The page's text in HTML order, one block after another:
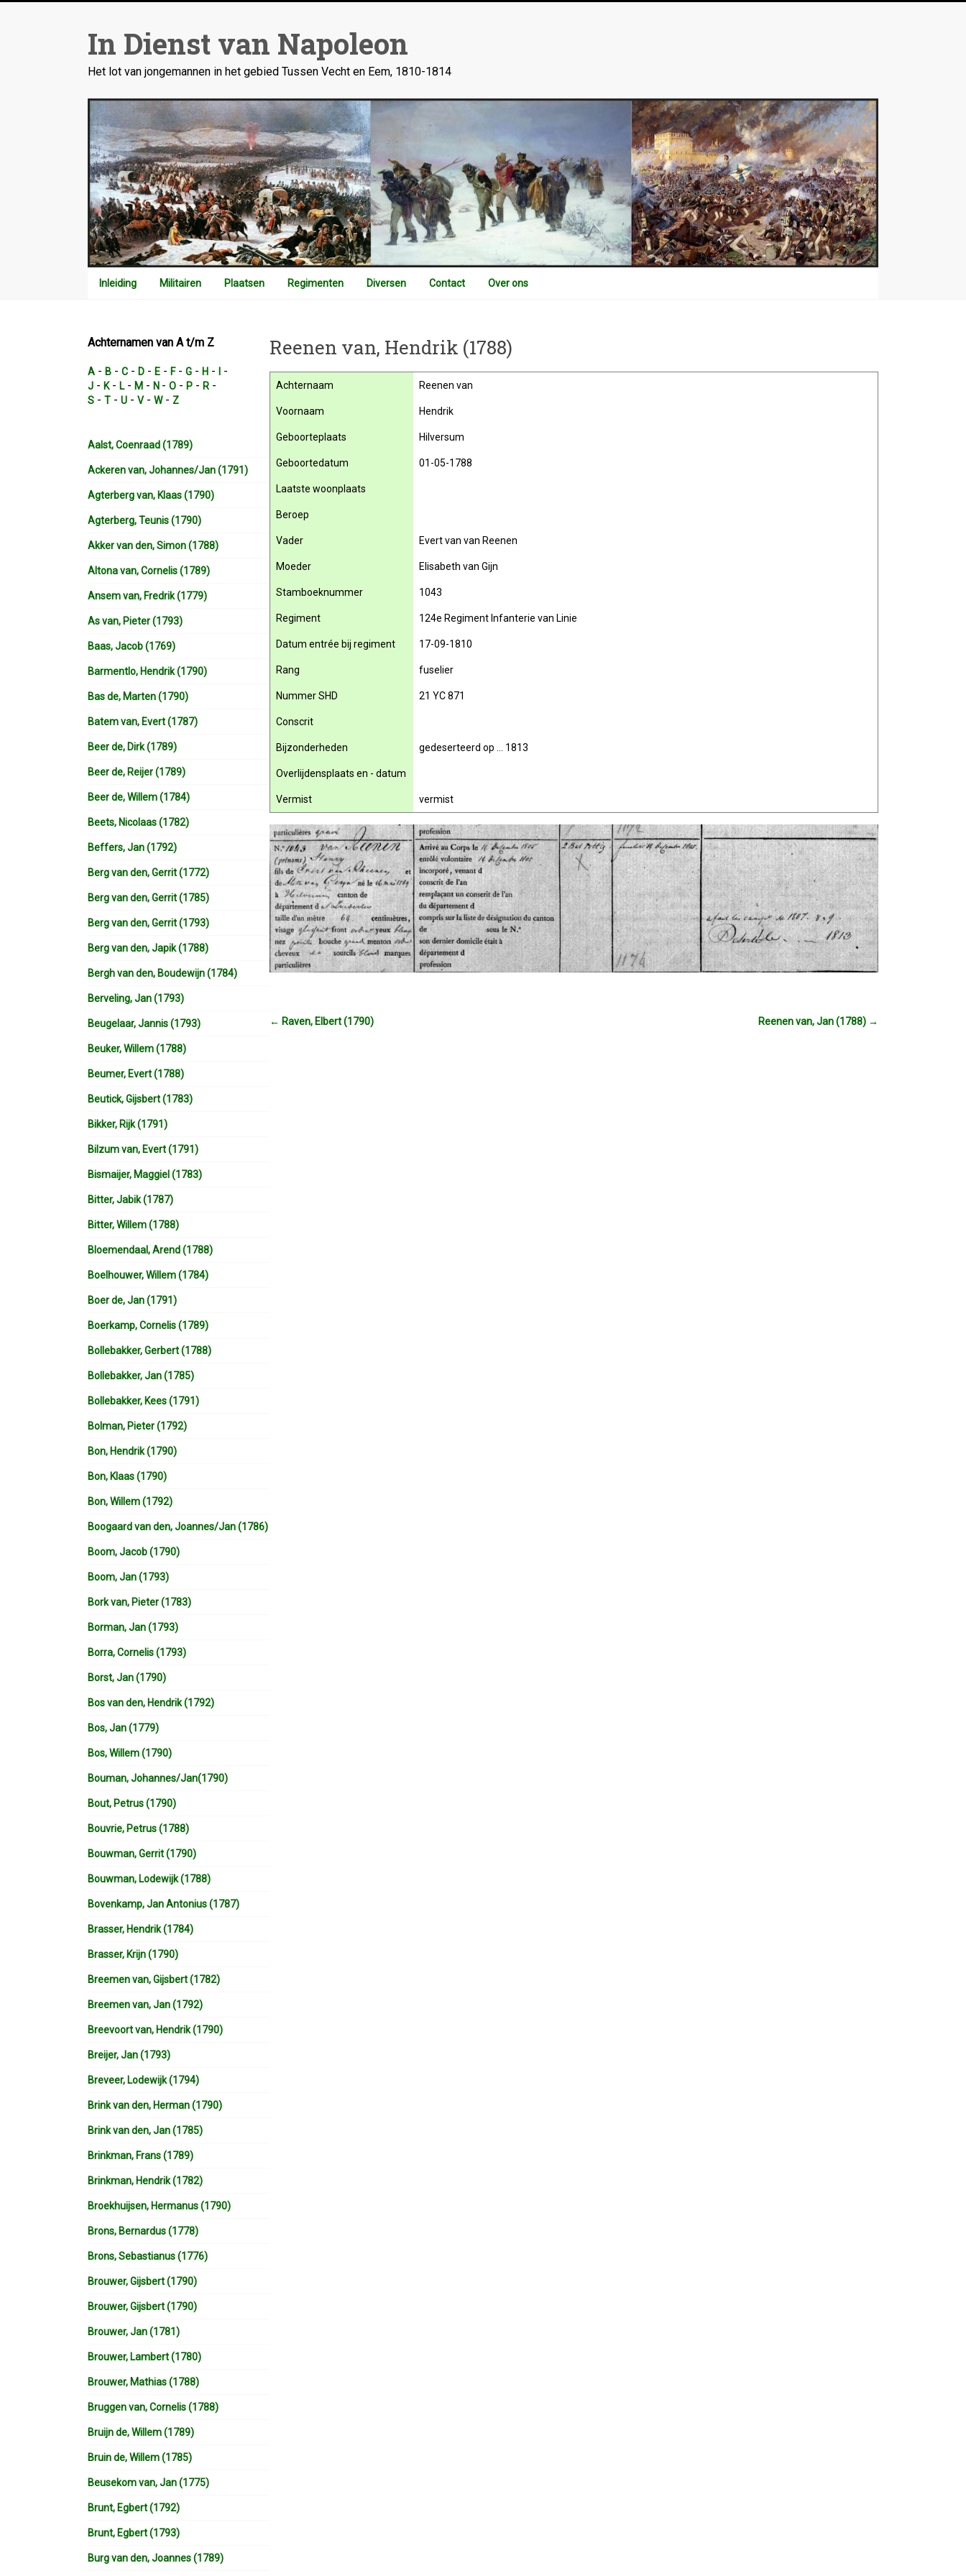
In Dienst van Napoleon
Het lot van jongemannen in het gebied Tussen Vecht en Eem, 1810-1814
Inleiding Militairen Plaatsen Regimenten Diversen Contact Over ons
Reenen van, Hendrik (1788)
Achternaam Reenen van
Voornaam Hendrik
Geboorteplaats Hilversum
Geboortedatum 01-05-1788
Laatste woonplaats
Beroep
Vader Evert van van Reenen
Moeder Elisabeth van Gijn
Stamboeknummer 1043
Regiment 124e Regiment Infanterie van Linie
Datum entrée bij regiment 17-09-1810
Rang fuselier
Nummer SHD 21 YC 871
Conscrit
Bijzonderheden gedeserteerd op … 1813
Overlijdensplaats en - datum
Vermist vermist
← Raven, Elbert (1790) Reenen van, Jan (1788) →
Achternamen van A t/m Z
A - B - C - D - E - F- G - H - -
J - K- L- M - N - O - P - R -
S - T - U - V- W- Z
Aalst, Coenraad (1789)
Ackeren van, Johannes/Jan (1791)
Agterberg van, Klaas (1790)
Agterberg, Teunis (1790)
Akker van den, Simon (1788)
Altona van, Cornelis (1789)
Ansem van, Fredrik (1779)
As van, Pieter (1793)
Baas, Jacob (1769)
Barmentlo, Hendrik (1790)
Bas de, Marten (1790)
Batem van, Evert (1787)
Beer de, Dirk (1789)
Beer de, Reijer (1789)
Beer de, Willem (1784)
Beets, Nicolaas (1782)
Beffers, Jan (1792)
Berg van den, Gerrit (1772)
Berg van den, Gerrit (1785)
Berg van den, Gerrit (1793)
Berg van den, Japik (1788)
Bergh van den, Boudewijn (1784)
Berveling, Jan (1793)
Beugelaar, Jannis (1793)
Beuker, Willem (1788)
Beumer, Evert (1788)
Beutick, Gijsbert (1783)
Bikker, Rijk (1791)
Bilzum van, Evert (1791)
Bismaijer, Maggiel (1783)
Bitter, Jabik (1787)
Bitter, Willem (1788)
Bloemendaal, Arend (1788)
Boelhouwer, Willem (1784)
Boer de, Jan (1791)
Boerkamp, Cornelis (1789)
Bollebakker, Gerbert (1788)
Bollebakker, Jan (1785)
Bollebakker, Kees (1791)
Bolman, Pieter (1792)
Bon, Hendrik (1790)
Bon, Klaas (1790)
Bon, Willem (1792)
Boogaard van den, Joannes/Jan (1786)
Boom, Jacob (1790)
Boom, Jan (1793)
Bork van, Pieter (1783)
Borman, Jan (1793)
Borra, Cornelis (1793)
Borst, Jan (1790)
Bos van den, Hendrik (1792)
Bos, Jan (1779)
Bos, Willem (1790)
Bouman, Johannes/Jan(1790)
Bout, Petrus (1790)
Bouvrie, Petrus (1788)
Bouwman, Gerrit (1790)
Bouwman, Lodewijk (1788)
Bovenkamp, Jan Antonius (1787)
Brasser, Hendrik (1784)
Brasser, Krijn (1790)
Breemen van, Gijsbert (1782)
Breemen van, Jan (1792)
Breevoort van, Hendrik (1790)
Breijer, Jan (1793)
Breveer, Lodewijk (1794)
Brink van den, Herman (1790)
Brink van den, Jan (1785)
Brinkman, Frans (1789)
Brinkman, Hendrik (1782)
Broekhuijsen, Hermanus (1790)
Brons, Bernardus (1778)
Brons, Sebastianus (1776)
Brouwer, Gijsbert (1790)
Brouwer, Gijsbert (1790)
Brouwer, Jan (1781)
Brouwer, Lambert (1780)
Brouwer, Mathias (1788)
Bruggen van, Cornelis (1788)
Bruijn de, Willem (1789)
Bruin de, Willem (1785)
Beusekom van, Jan (1775)
Brunt, Egbert (1792)
Brunt, Egbert (1793)
Burg van den, Joannes (1789)